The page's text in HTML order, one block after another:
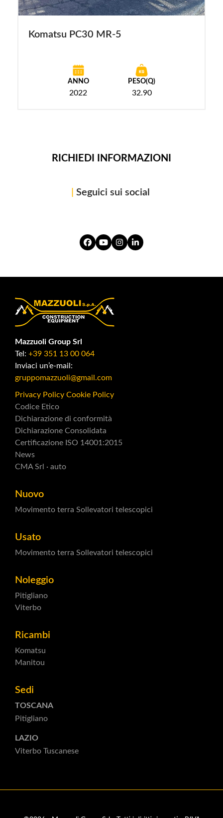
Komatsu PC30 MR-5
ANNO
2022
PESO(Q)
32.90
RICHIEDI INFORMAZIONI
Seguici sui social
Facebook
YouTubeInstagram
LinkedIn
Mazzuoli Group Srl
Tel: +39 351 13 00 064
Inviaci un’e-mail:
gruppomazzuoli@gmail.com
Privacy Policy Cookie Policy
Codice Etico
Dichiarazione di conformità
Dichiarazione Consolidata
Certificazione ISO 14001:2015
News
CMA Srl · auto
Nuovo
Movimento terra Sollevatori telescopici
Usato
Movimento terra Sollevatori telescopici
Noleggio
Pitigliano
Viterbo
Ricambi
Komatsu
Manitou
Sedi
TOSCANA
Pitigliano
LAZIO
Viterbo Tuscanese